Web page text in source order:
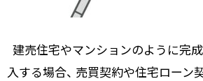
建売住宅やマンションのように完
入する場合、 売買契約や住宅ローン